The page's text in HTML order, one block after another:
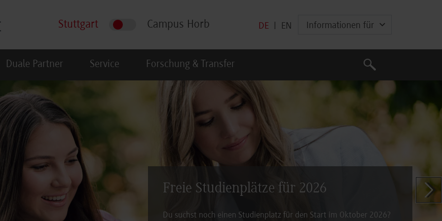
Stuttgart Campus Horb DE EN Informationen für
Duale Partner Service Forschung & Transfer
Suche
Suche
Freie Studienplätze für 2026
Du suchst noch einen Studienplatz für den Start im Oktober 2026?
Zeige